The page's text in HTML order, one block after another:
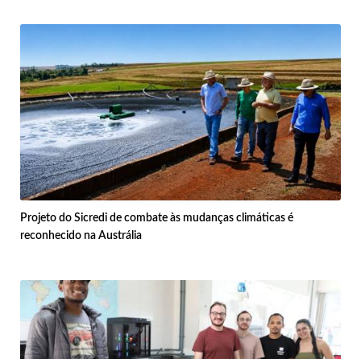
Projeto do Sicredi de combate às mudanças climáticas é
reconhecido na Austrália